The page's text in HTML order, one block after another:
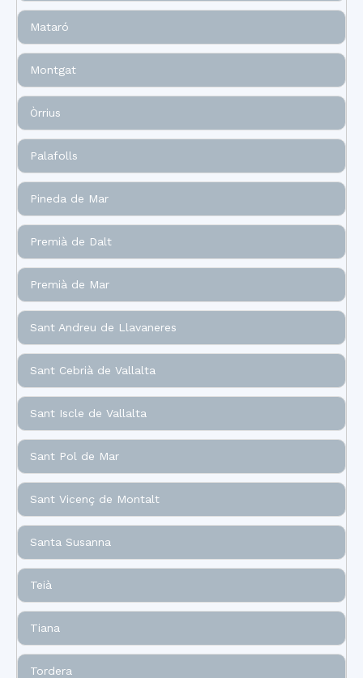
Mataró
Montgat
Òrrius
Palafolls
Pineda de Mar
Premià de Dalt
Premià de Mar
Sant Andreu de Llavaneres
Sant Cebrià de Vallalta
Sant Iscle de Vallalta
Sant Pol de Mar
Sant Vicenç de Montalt
Santa Susanna
Teià
Tiana
Tordera